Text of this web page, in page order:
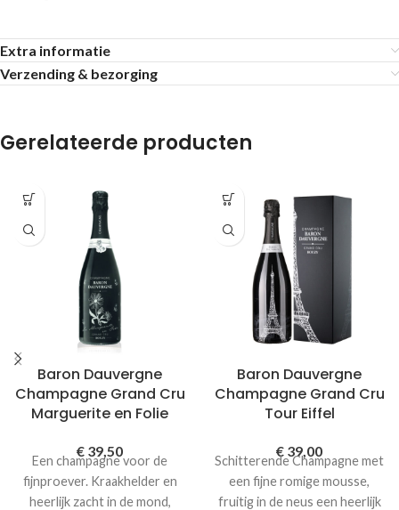
Extra informatie
Verzending & bezorging
Gerelateerde producten
Baron Dauvergne
Champagne Grand Cru
Marguerite en Folie
€ 39,50
Een champagne voor de
fijnproever. Kraakhelder en
heerlijk zacht in de mond,
Baron Dauvergne
Champagne Grand Cru
Tour Eiffel
€ 39,00
Schitterende Champagne met
een fijne romige mousse,
fruitig in de neus een heerlijk